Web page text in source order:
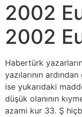
2002
2002
Habertürk
yazılarının
ise yukarıdaki
düşük olanının
azami kur 33. Ş